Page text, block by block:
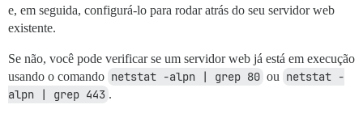
e, em seguida, configurá-lo para rodar atrás do seu servidor web
existente.
Se não, você pode verificar se um servidor web já está em execução
usando o comando netstat -alpn | grep 80 ou netstat -
alpn | grep 443 .